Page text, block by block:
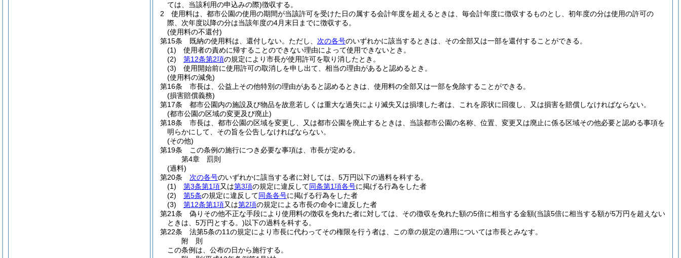
ては、当該利用の申込みの際)徴収する。
2
使用料は、都市公園の使用の期間が当該許可を受けた日の属する会計年度を超えるときは、毎会計年度に徴収するものとし、初年度の分は使用の許可の
際、次年度以降の分は当該年度の4月末日までに徴収する。
(使用料の不還付)
第15条
既納の使用料は、還付しない。 ただし、 次の各号のいずれかに該当するときは、その全部又は一部を還付することができる。
(1)
使用者の責めに帰することのできない理由によって使用できないとき。
(2)
第12条第2項の規定により市長が使用許可を取り消したとき。
(3)
使用開始前に使用許可の取消しを申し出て、相当の理由があると認めるとき。
(使用料の減免)
第16条
市長は、公益上その他特別の理由があると認めるときは、使用料の全部又は一部を免除することができる。
(損害賠償義務)
第17条
都市公園内の施設及び物品を故意若しくは重大な過失により滅失又は損壊した者は、これを原状に回復し、又は損害を賠償しなければならない。
(都市公園の区域の変更及び廃止)
第18条
市長は、都市公園の区域を変更し、又は都市公園を廃止するときは、当該都市公園の名称、位置、変更又は廃止に係る区域その他必要と認める事項を
明らかにして、その旨を公告しなければならない。
(その他)
第19条
この条例の施行につき必要な事項は、市長が定める。
第4章
罰則
(過料)
第20条
次の各号のいずれかに該当する者に対しては、5万円以下の過料を科する。
(1)
第3条第1項又は第3項の規定に違反して同条第1項各号に掲げる行為をした者
(2)
第5条の規定に違反して同条各号に掲げる行為をした者
(3)
第12条第1項又は第2項の規定による市長の命令に違反した者
第21条
偽りその他不正な手段により使用料の徴収を免れた者に対しては、その徴収を免れた額の5倍に相当する金額(当該5倍に相当する額が5万円を超えない
ときは、5万円とする。)以下の過料を科する。
第22条
法第5条の11の規定により市長に代わってその権限を行う者は、この章の規定の適用については市長とみなす。
附 則
この条例は、公布の日から施行する。